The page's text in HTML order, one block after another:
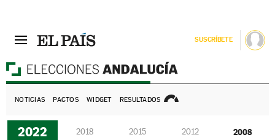
SUSCRÍBETE
NOTICIAS PACTOS WIDGET RESULTADOS
2022 2018 2015 2012 2008